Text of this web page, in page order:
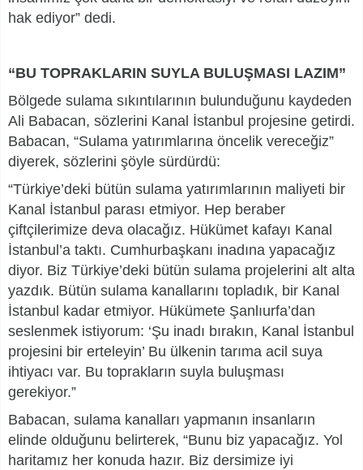
hak ediyor” dedi.
“BU TOPRAKLARIN SUYLA BULUŞMASI LAZIM”
Bölgede sulama sıkıntılarının bulunduğunu kaydeden
Ali Babacan, sözlerini Kanal İstanbul projesine getirdi.
Babacan, “Sulama yatırımlarına öncelik vereceğiz”
diyerek, sözlerini şöyle sürdürdü:
“Türkiye’deki bütün sulama yatırımlarının maliyeti bir
Kanal İstanbul parası etmiyor. Hep beraber
çiftçilerimize deva olacağız. Hükümet kafayı Kanal
İstanbul’a taktı. Cumhurbaşkanı inadına yapacağız
diyor. Biz Türkiye’deki bütün sulama projelerini alt alta
yazdık. Bütün sulama kanallarını topladık, bir Kanal
İstanbul kadar etmiyor. Hükümete Şanlıurfa’dan
seslenmek istiyorum: ‘Şu inadı bırakın, Kanal İstanbul
projesini bir erteleyin’ Bu ülkenin tarıma acil suya
ihtiyacı var. Bu toprakların suyla buluşması
gerekiyor.”
Babacan, sulama kanalları yapmanın insanların
elinde olduğunu belirterek, “Bunu biz yapacağız. Yol
haritamız her konuda hazır. Biz dersimize iyi